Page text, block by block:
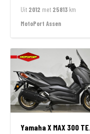
Uit 2012 met 25813 km
MotoPort Assen
YamahaX MAX 300 TECH MAX